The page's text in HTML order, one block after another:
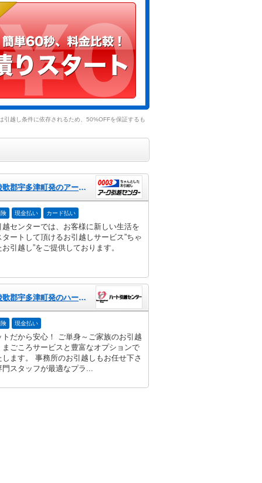
越し条件に依存されるため、50%OFFを保証するも
香川県綾歌郡宇多津町発のアーク引越センター
現金払い カード払い
越センターでは、お客様に新しい生活を
ートして頂けるお引越しサービス”ちゃ
引越し”をご提供しております。
香川県綾歌郡宇多津町発のハート引越センター
現金払い
トだから安心！ ご単身～ご家族のお引越
まごころサービスと豊富なオプションで
します。 事務所のお引越しもお任せ下さ
スタッフが最適なプラ...